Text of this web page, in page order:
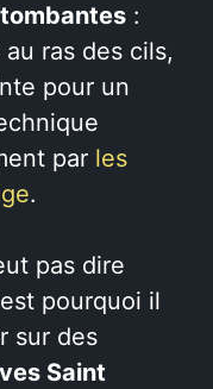
:
ras des cils,
pour un
par les
.
pas dire
pourquoi il
sur des
Saint